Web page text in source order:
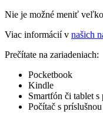
Nie je možné meniť
Viac informácií v našich
Prečítate na zariadeniach:
Pocketbook
Kindle
Smartfón či tablet
Počítač s